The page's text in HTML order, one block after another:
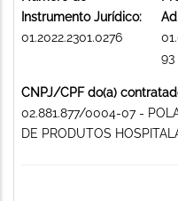
Instrumento Jurídico:
01.2022.2301.0276
93
CNPJ/CPF do(a)
02.881.877/0004-07 -
DE PRODUTOS